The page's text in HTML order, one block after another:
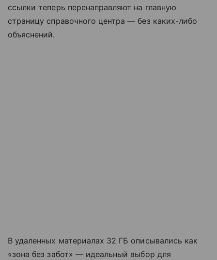
ссылки теперь перенаправляют на главную
страницу справочного центра — без каких-либо
объяснений.
В удаленных материалах 32 ГБ описывались как
«зона без забот» — идеальный выбор для